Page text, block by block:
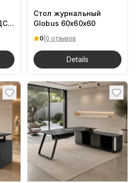
Стол журнальный
Globus 60x60x60
0 0 отзывов
Details